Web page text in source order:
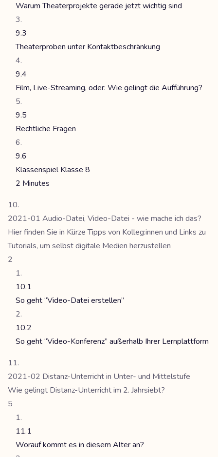
Warum Theaterprojekte gerade jetzt wichtig sind
9.3
Theaterproben unter Kontaktbeschränkung
9.4
Film, Live-Streaming, oder: Wie gelingt die Aufführung?
9.5
Rechtliche Fragen
9.6
Klassenspiel Klasse 8
2 Minutes
2021-01 Audio-Datei, Video-Datei - wie mache ich das?
Hier finden Sie in Kürze Tipps von Kolleg:innen und Links zu
Tutorials, um selbst digitale Medien herzustellen
2
10.1
So geht “Video-Datei erstellen”
10.2
So geht “Video-Konferenz” außerhalb Ihrer Lernplattform
2021-02 Distanz-Unterricht in Unter- und Mittelstufe
Wie gelingt Distanz-Unterricht im 2. Jahrsiebt?
5
11.1
Worauf kommt es in diesem Alter an?